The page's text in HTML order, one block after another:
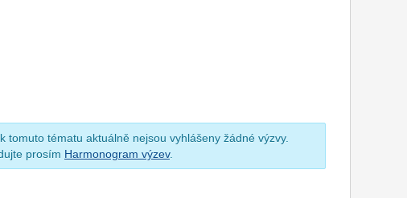
tématu aktuálně nejsou vyhlášeny žádné výzvy.
prosím Harmonogram výzev.